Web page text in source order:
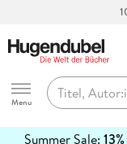
Hugendubel
Menu
Summer Sale: